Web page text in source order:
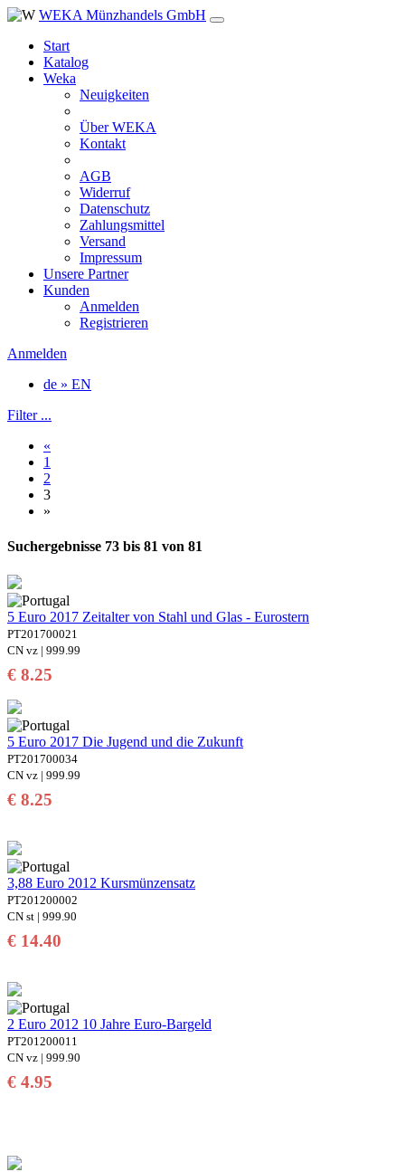
WEKA Münzhandels GmbH
Start
Katalog
Weka
Neuigkeiten
Über WEKA
Kontakt
AGB
Widerruf
Datenschutz
Zahlungsmittel
Versand
Impressum
Unsere Partner
Kunden
Anmelden
Registrieren
Anmelden
de » EN
Filter ...
«
1
2
3
»
Suchergebnisse 73 bis 81 von 81
5 Euro 2017 Zeitalter von Stahl und Glas - Eurostern
PT201700021
CN vz | 999.99
€ 8.25
5 Euro 2017 Die Jugend und die Zukunft
PT201700034
CN vz | 999.99
€ 8.25
3,88 Euro 2012 Kursmünzensatz
PT201200002
CN st | 999.90
€ 14.40
2 Euro 2012 10 Jahre Euro-Bargeld
PT201200011
CN vz | 999.90
€ 4.95